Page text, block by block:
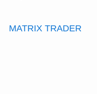
MATRIX TRADER